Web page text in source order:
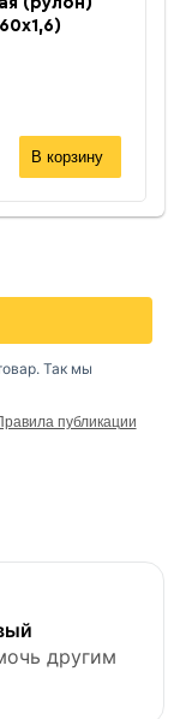
В корзину
другим
Так мы
публикации